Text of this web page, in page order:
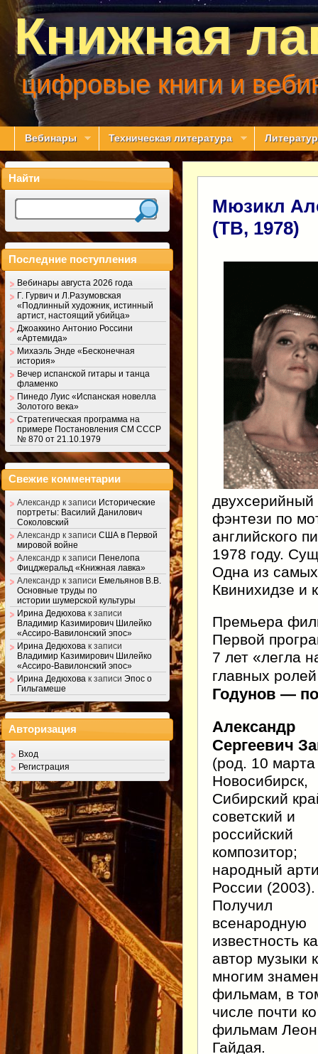
Книжная
цифровые книги и
Вебинары Техническая литература
Мюзикл
(ТВ, 1978)
фэнтези по
английского
1978 году.
Одна из
Квинихидзе и
Премьера
Первой
7 лет «легла
главных
Годунов —
Александр
Сергеевич
(род. 10
Новосибирск,
Сибирский
советский и
российский
композитор;
народный
России (2003).
Получил
всенародную
известность
автор музыки
многим
фильмам, в
числе почти
фильмам
Гайдая.
Найти
Последние поступления
Вебинары августа 2026 года
Г. Гурвич и Л.Разумовская
«Подлинный художник, истинный
артист, настоящий убийца»
Джоаккино Антонио Россини
«Артемида»
Михаэль Энде «Бесконечная
история»
Вечер испанской гитары и танца
фламенко
Пинедо Луис «Испанская новелла
Золотого века»
Стратегическая программа на
примере Постановления СМ СССР
№ 870 от 21.10.1979
Свежие комментарии
Александр к записи Исторические
портреты: Василий Данилович
Соколовский
Александр к записи США в Первой
мировой войне
Александр к записи Пенелопа
Фицджеральд «Книжная лавка»
Александр к записи Емельянов В.В.
Основные труды по
истории шумерской культуры
Ирина Дедюхова к записи
Владимир Казимирович Шилейко
«Ассиро-Вавилонский эпос»
Ирина Дедюхова к записи
Владимир Казимирович Шилейко
«Ассиро-Вавилонский эпос»
Ирина Дедюхова к записи Эпос о
Гильгамеше
Авторизация
Вход
Регистрация